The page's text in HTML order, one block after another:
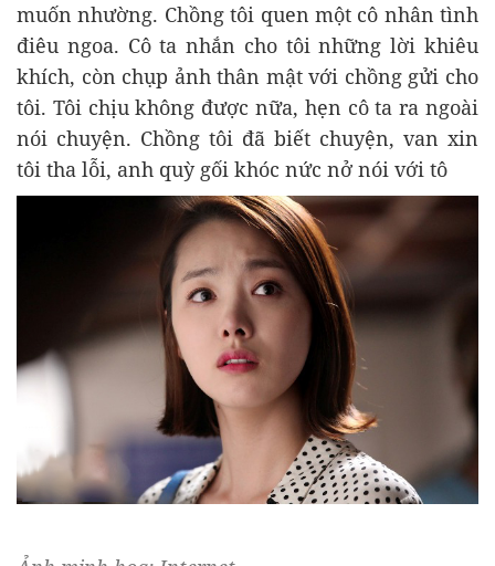
muốn nhường. Chồng tôi quen một cô nhân tình
điêu ngoa. Cô ta nhắn cho tôi những lời khiêu
khích, còn chụp ảnh thân mật với chồng gửi cho
tôi. Tôi chịu không được nữa, hẹn cô ta ra ngoài
nói chuyện. Chồng tôi đã biết chuyện, van xin
tôi tha lỗi, anh quỳ gối khóc nức nở nói với tô